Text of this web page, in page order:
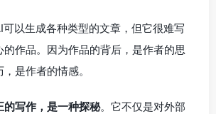
以生成各种类型的文章，但它很难写
的作品。因为作品的背后，是作者的思
是作者的情感。
的写作，是一种探秘。它不仅是对外部